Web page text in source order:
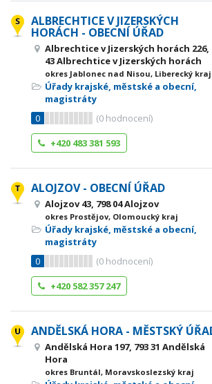
ALBRECHTICE V JIZERSKÝCH
HORÁCH - OBECNÍ ÚŘAD
Albrechtice v Jizerských horách 226,
43 Albrechtice v Jizerských horách
okres Jablonec nad Nisou, Liberecký kraj
Úřady krajské, městské a obecní,
magistráty
0
(0 hodnocení)
+420 483 381 593
ALOJZOV - OBECNÍ ÚŘAD
Alojzov 43, 798 04 Alojzov
okres Prostějov, Olomoucký kraj
Úřady krajské, městské a obecní,
magistráty
0
(0 hodnocení)
+420 582 357 247
ANDĚLSKÁ HORA - MĚSTSKÝ
Andělská Hora 197, 793 31 Andělská
Hora
okres Bruntál, Moravskoslezský kraj